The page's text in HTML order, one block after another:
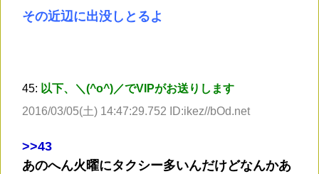
その近辺に出没しとるよ
45: 以下、＼(^o^)／でVIPがお送りします
2016/03/05(土) 14:47:29.752 ID:ikez//bOd.net
>>43
あのへん火曜にタクシー多いんだけどなんかあ